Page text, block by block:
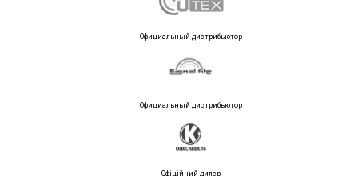
Официальный дистрибьютор
Официальный дистрибьютор
Офіційний дилер